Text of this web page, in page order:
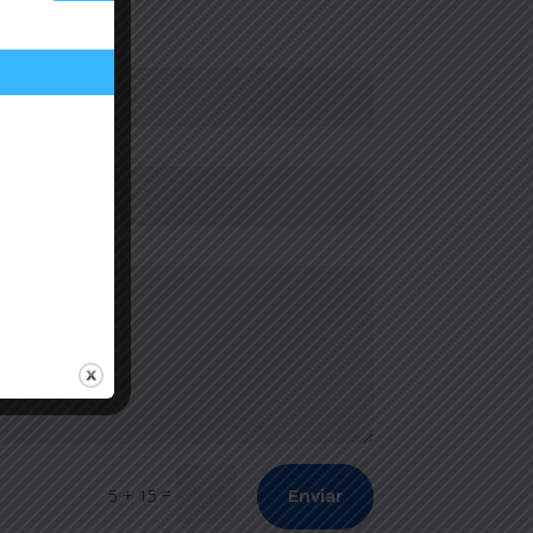
5 + 15 = Enviar